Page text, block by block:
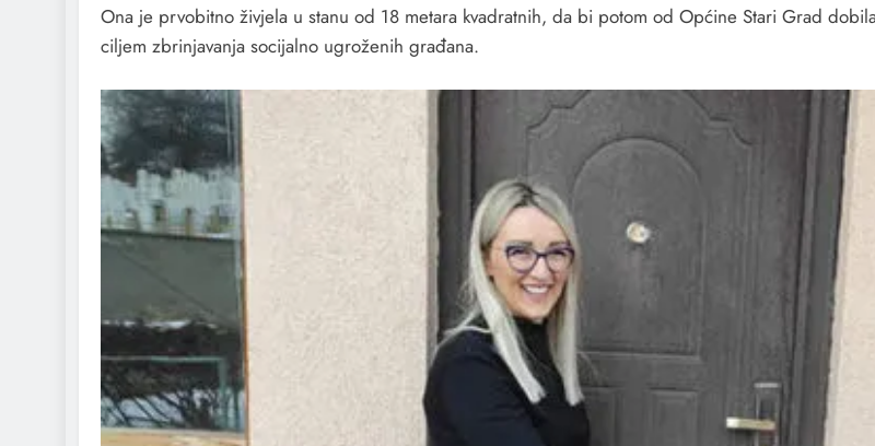
Ona je prvobitno živjela u stanu od 18 metara kvadratnih, da bi potom od Općine Stari Grad
ciljem zbrinjavanja socijalno ugroženih građana.